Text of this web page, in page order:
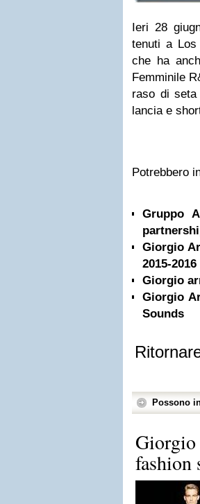
Ieri 28
tenuti a Los
che ha
Femminile
raso di seta
lancia e
Potrebbero
Gruppo
Giorgio
2015-
Giorgio
Giorgio
Possono
Giorgio
fashion